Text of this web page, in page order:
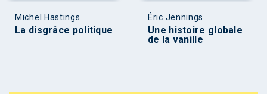
Michel Hastings
La disgrâce politique
Éric Jennings
Une histoire globale
de la vanille